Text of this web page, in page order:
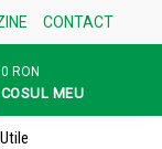
CONTACT
0 RON
COSUL MEU
Utile